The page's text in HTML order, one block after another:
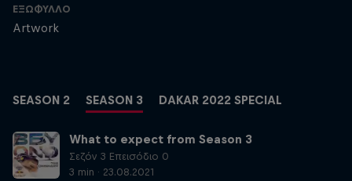
ΕΞΏΦΥΛΛΟ
Artwork
SEASON 2 SEASON 3 DAKAR 2022 SPECIAL
What to expect from Season 3
Σεζόν 3 Επεισόδιο 0
3 min · 23.08.2021